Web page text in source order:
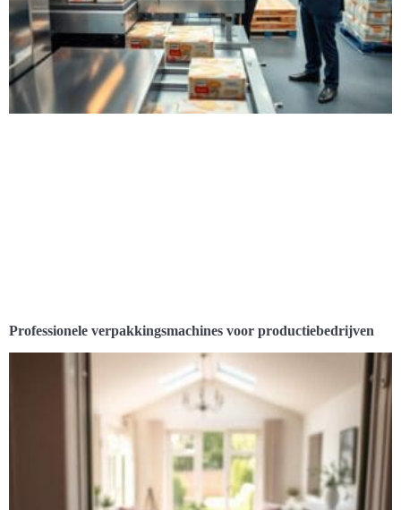
Professionele verpakkingsmachines voor productiebedrijven